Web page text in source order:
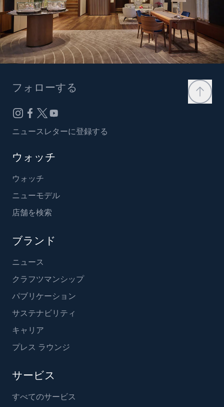
フォローする
ニュースレターに登録する
ウォッチ
ウォッチ
ニューモデル
店舗を検索
ブランド
ニュース
クラフツマンシップ
パブリケーション
サステナビリティ
キャリア
プレス ラウンジ
サービス
すべてのサービス